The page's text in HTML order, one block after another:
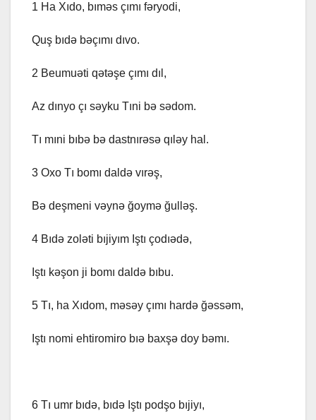
1 Ha Xıdo, bıməs çımı fəryodi,
Quş bıdə bəçımı dıvo.
2 Beumuəti qətəşe çımı dıl,
Az dınyo çı səyku Tıni bə sədom.
Tı mıni bıbə bə dastnırəsə qıləy hal.
3 Oxo Tı bomı daldə vırəş,
Bə deşmeni vəynə ğoymə ğulləş.
4 Bıdə zoləti bıjiyım Iştı çodıədə,
Iştı kəşon ji bomı daldə bıbu.
5 Tı, ha Xıdom, məsəy çımı hardə ğəssəm,
Iştı nomi ehtiromiro bıə baxşə doy bəmı.
6 Tı umr bıdə, bıdə Iştı podşo bıjiyı,